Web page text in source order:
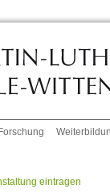
Forschung
eintragen